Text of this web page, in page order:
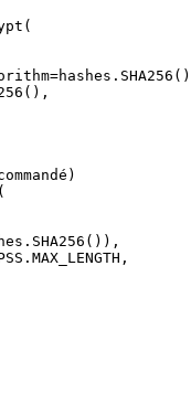
=
. MAX_LENGTH ,